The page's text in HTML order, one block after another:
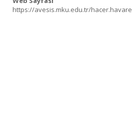
https://avesis.mku.edu.tr/hacer.havare